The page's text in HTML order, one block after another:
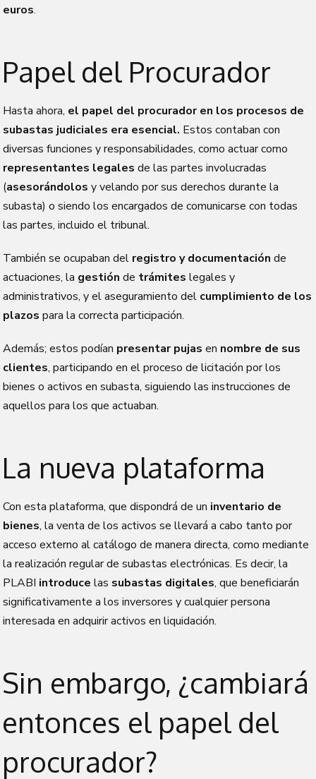
euros.
Papel del Procurador
Hasta ahora, el papel del procurador en los procesos de
subastas judiciales era esencial. Estos contaban con
diversas funciones y responsabilidades, como actuar como
representantes legales de las partes involucradas
(asesorándolos y velando por sus derechos durante la
subasta) o siendo los encargados de comunicarse con todas
las partes, incluido el tribunal.
También se ocupaban del registro y documentación de
actuaciones, la gestiónde trámites legales y
administrativos, y el aseguramiento del cumplimiento de los
plazos para la correcta participación.
Además; estos podían presentar pujas en nombre de sus
clientes, participando en el proceso de licitación por los
bienes o activos en subasta, siguiendo las instrucciones de
aquellos para los que actuaban.
La nueva plataforma
Con esta plataforma, que dispondrá de un inventario de
bienes, la venta de los activos se llevará a cabo tanto por
acceso externo al catálogo de manera directa, como mediante
la realización regular de subastas electrónicas. Es decir, la
PLABI introduce las subastas digitales, que beneficiarán
significativamente a los inversores y cualquier persona
interesada en adquirir activos en liquidación.
Sin embargo, ¿cambiará
entonces el papel del
procurador?